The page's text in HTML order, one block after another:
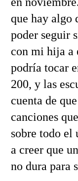
que hay algo
poder seguir
con mi hija a
podría tocar
200, y las
cuenta de
canciones
sobre todo
a creer que
no dura para